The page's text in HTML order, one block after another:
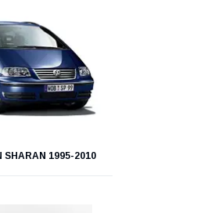
SHARAN 1995-2010